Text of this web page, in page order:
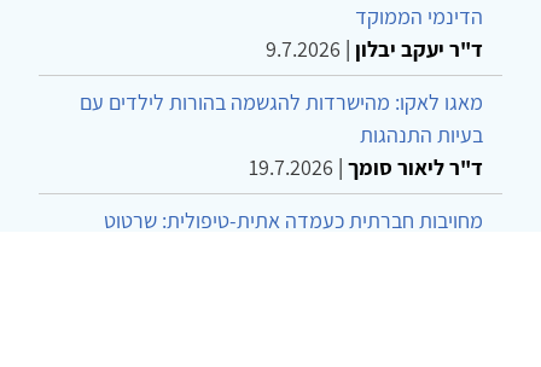
הדינמי הממוקד
ד"ר יעקב יבלון |
9.7.2026
מאגו לאקו: מהישרדות להגשמה בהורות לילדים עם
בעיות התנהגות
ד"ר ליאור סומך |
19.7.2026
מחויבות חברתית כעמדה אתית-טיפולית: שרטוט